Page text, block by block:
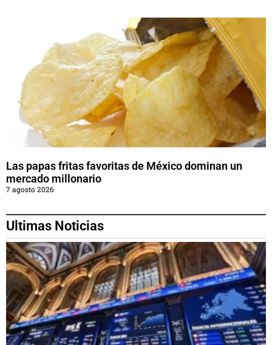
Las papas fritas favoritas de México dominan un
mercado millonario
7 agosto 2026
Ultimas Noticias